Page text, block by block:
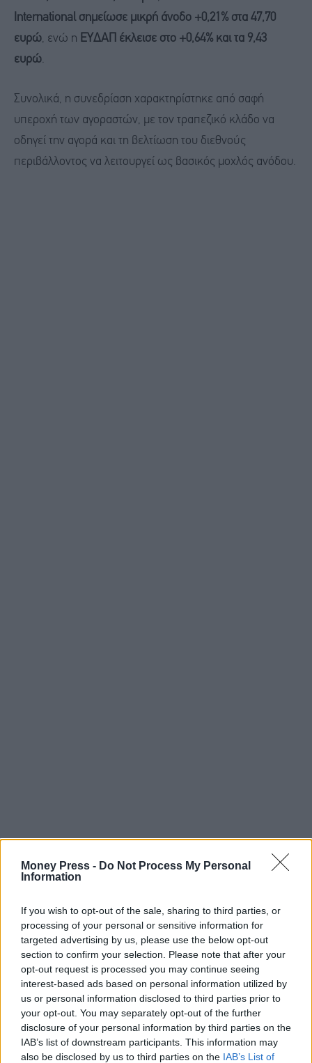
Money Press - Do Not Process My Personal
Information
If you wish to opt-out of the sale, sharing to third parties, or
processing of your personal or sensitive information for
targeted advertising by us, please use the below opt-out
section to confirm your selection. Please note that after your
opt-out request is processed you may continue seeing
interest-based ads based on personal information utilized by
us or personal information disclosed to third parties prior to
your opt-out. You may separately opt-out of the further
disclosure of your personal information by third parties on the
IAB’s list of downstream participants. This information may
also be disclosed by us to third parties on the IAB’s List of
International σημείωσε μικρή άνοδο +0,21% στα 47,70
ευρώ, ενώ η ΕΥΔΑΠ έκλεισε στο +0,64% και τα 9,43
ευρώ.
Συνολικά, η συνεδρίαση χαρακτηρίστηκε από σαφή
υπεροχή των αγοραστών, με τον τραπεζικό κλάδο να
οδηγεί την αγορά και τη βελτίωση του διεθνούς
περιβάλλοντος να λειτουργεί ως βασικός μοχλός ανόδου.